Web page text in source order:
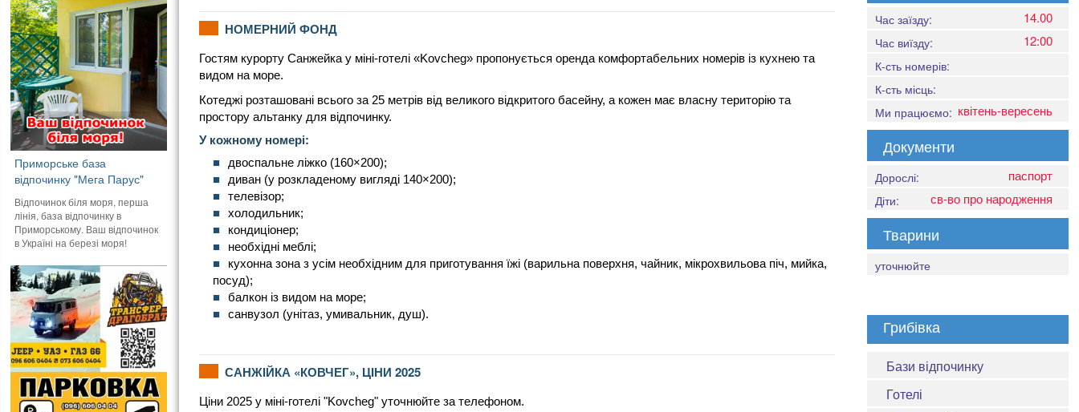
НОМЕРНИЙ ФОНД
Гостям курорту Санжейка у міні-готелі «Kovcheg» пропонується оренда комфортабельних номерів із кухнею та
видом на море.
Котеджі розташовані всього за 25 метрів від великого відкритого басейну, а кожен має власну територію та
простору альтанку для відпочинку.
У кожному номері:
двоспальне ліжко (160×200);
диван (у розкладеному вигляді 140×200);
телевізор;
холодильник;
кондиціонер;
необхідні меблі;
кухонна зона з усім необхідним для приготування їжі (варильна поверхня, чайник, мікрохвильова піч, мийка,
посуд);
балкон із видом на море;
санвузол (унітаз, умивальник, душ).
САНЖІЙКА «КОВЧЕГ», ЦІНИ 2025
Ціни 2025 у міні-готелі "Kovcheg" уточнюйте за телефоном.
Час заїзду: 14.00
Час виїзду: 12:00
К-сть номерів:
К-сть місць:
Ми працюємо: квітень-вересень
Документи
Дорослі: паспорт
Діти: св-во про народження
Тварини
уточнюйте
Грибівка
Бази відпочинку
Готелі
Приморське база
відпочинку "Мега Парус"
Відпочинок біля моря, перша
лінія, база відпочинку в
Приморському. Ваш відпочинок
в Україні на березі моря!